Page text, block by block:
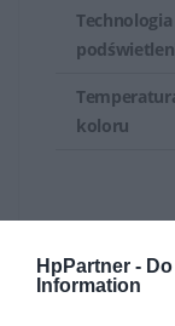
HpPartner -
Information
Technologia
koloru